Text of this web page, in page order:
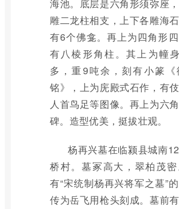
海池。底层是六角形须弥座
雕二龙柱相支，上下各雕海
有6个佛龛。再上为四角形四
有八棱形角柱。其上为幢
多，重9吨余，刻有小篆
铭》，上为庑殿式石作，有伎
人首鸟足等图像。再上为六
碑。造型优美，挺拔壮观。
杨再兴墓在临颍县城南
桥村。墓冢高大，翠柏茂
有“宋统制杨再兴将军之墓”
传为岳飞用枪头刻成。墓前